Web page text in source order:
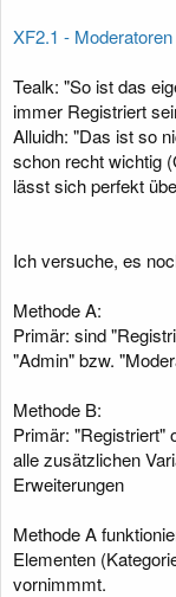
XF2.1 -
Tealk: "So ist das
immer Registriert
Alluidh: "Das ist so
schon recht wichtig
lässt sich perfekt
Ich versuche, es
Methode A:
Primär: sind
"Admin" bzw.
Methode B:
Primär: "Registriert"
alle zusätzlichen
Erweiterungen
Methode A
Elementen
vornimmmt.